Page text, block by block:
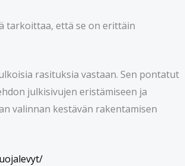
tarkoittaa, että se on erittäin
rasituksia vastaan. Sen pontatut
julkisivujen eristämiseen ja
valinnan kestävän rakentamisen